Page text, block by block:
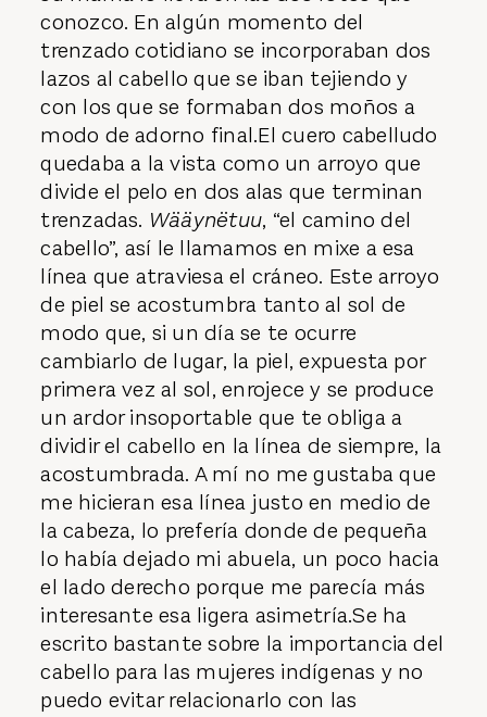
conozco. En algún momento del
trenzado cotidiano se incorporaban dos
lazos al cabello que se iban tejiendo y
con los que se formaban dos moños a
modo de adorno final.El cuero cabelludo
quedaba a la vista como un arroyo que
divide el pelo en dos alas que terminan
trenzadas. Wääynëtuu, “el camino del
cabello”, así le llamamos en mixe a esa
línea que atraviesa el cráneo. Este arroyo
de piel se acostumbra tanto al sol de
modo que, si un día se te ocurre
cambiarlo de lugar, la piel, expuesta por
primera vez al sol, enrojece y se produce
un ardor insoportable que te obliga a
dividir el cabello en la línea de siempre, la
acostumbrada. A mí no me gustaba que
me hicieran esa línea justo en medio de
la cabeza, lo prefería donde de pequeña
lo había dejado mi abuela, un poco hacia
el lado derecho porque me parecía más
interesante esa ligera asimetría.Se ha
escrito bastante sobre la importancia del
cabello para las mujeres indígenas y no
puedo evitar relacionarlo con las